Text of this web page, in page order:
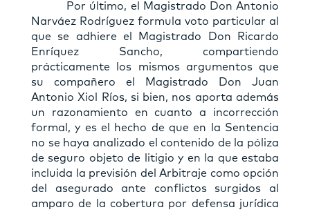
Por último, el Magistrado Don Antonio
Narváez Rodríguez formula voto particular al
que se adhiere el Magistrado Don Ricardo
Enríquez Sancho, compartiendo
prácticamente los mismos argumentos que
su compañero el Magistrado Don Juan
Antonio Xiol Ríos, si bien, nos aporta además
un razonamiento en cuanto a incorrección
formal, y es el hecho de que en la Sentencia
no se haya analizado el contenido de la póliza
de seguro objeto de litigio y en la que estaba
incluida la previsión del Arbitraje como opción
del asegurado ante conflictos surgidos al
amparo de la cobertura por defensa jurídica